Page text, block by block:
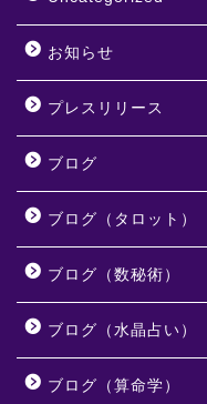
お知らせ
プレスリリース
ブログ
ブログ（タロット）
ブログ（数秘術）
ブログ（水晶占い）
ブログ（算命学）